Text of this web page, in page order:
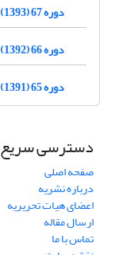
دوره 67 (1393)
دوره 66 (1392)
دوره 65 (1391)
دسترسی سریع
صفحه اصلی
درباره نشریه
اعضای هیات تحریریه
ارسال مقاله
تماس با ما